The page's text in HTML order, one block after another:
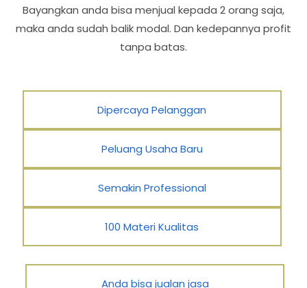
Bayangkan anda bisa menjual kepada 2 orang saja,
maka anda sudah balik modal. Dan kedepannya profit
tanpa batas.
Dipercaya Pelanggan
Peluang Usaha Baru
Semakin Professional
100 Materi Kualitas
Anda bisa jualan jasa